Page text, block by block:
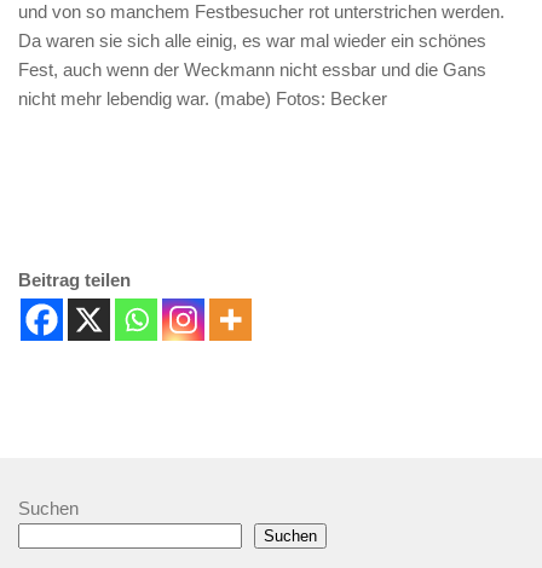
und von so manchem Festbesucher rot unterstrichen werden.
Da waren sie sich alle einig, es war mal wieder ein schönes
Fest, auch wenn der Weckmann nicht essbar und die Gans
nicht mehr lebendig war. (mabe) Fotos: Becker
Beitrag teilen
Suchen
Suchen